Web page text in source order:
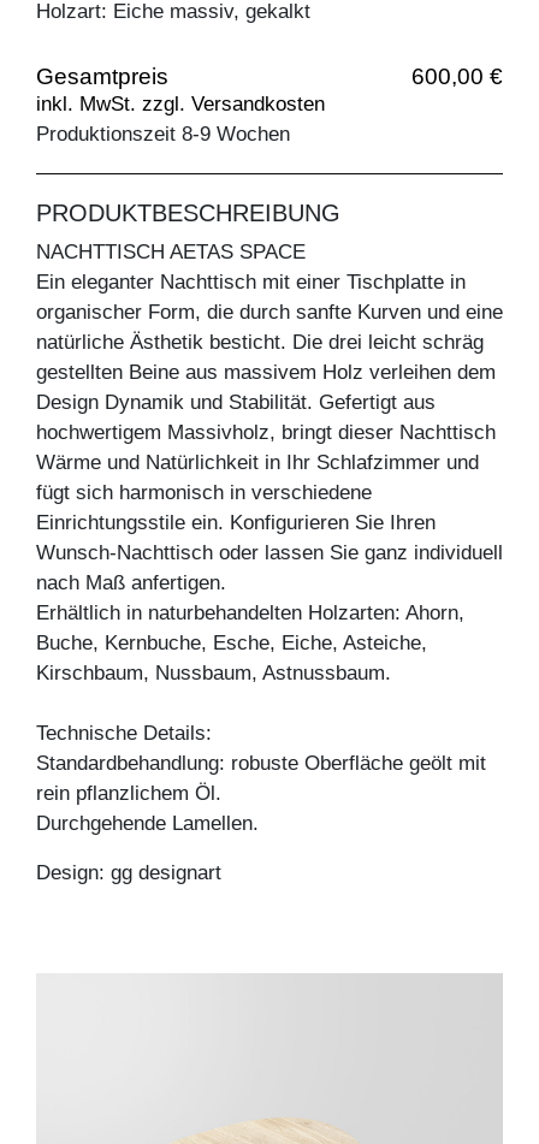
Holzart: Eiche massiv, gekalkt
Gesamtpreis 600,00 €
inkl. MwSt. zzgl. Versandkosten
Produktionszeit 8-9 Wochen
PRODUKTBESCHREIBUNG
NACHTTISCH AETAS SPACE
Ein eleganter Nachttisch mit einer Tischplatte in
organischer Form, die durch sanfte Kurven und eine
natürliche Ästhetik besticht. Die drei leicht schräg
gestellten Beine aus massivem Holz verleihen dem
Design Dynamik und Stabilität. Gefertigt aus
hochwertigem Massivholz, bringt dieser Nachttisch
Wärme und Natürlichkeit in Ihr Schlafzimmer und
fügt sich harmonisch in verschiedene
Einrichtungsstile ein. Konfigurieren Sie Ihren
Wunsch-Nachttisch oder lassen Sie ganz individuell
nach Maß anfertigen.
Erhältlich in naturbehandelten Holzarten: Ahorn,
Buche, Kernbuche, Esche, Eiche, Asteiche,
Kirschbaum, Nussbaum, Astnussbaum.
Technische Details:
Standardbehandlung: robuste Oberfläche geölt mit
rein pflanzlichem Öl.
Durchgehende Lamellen.
Design: gg designart